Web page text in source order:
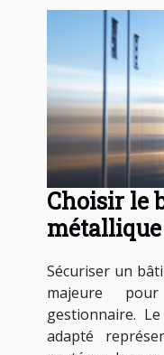
Choisir le
Sécuriser un
majeure
gestionnaire.
adapté